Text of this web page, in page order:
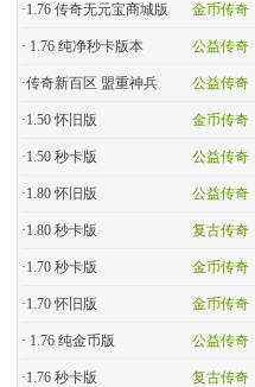
金币传奇
·1.76 传奇无元宝商城版
公益传奇
· 1.76 纯净秒卡版本
公益传奇
·传奇新百区 盟重神兵
金币传奇
·1.50 怀旧版
公益传奇
·1.50 秒卡版
公益传奇
·1.80 怀旧版
复古传奇
·1.80 秒卡版
金币传奇
·1.70 秒卡版
金币传奇
·1.70 怀旧版
公益传奇
· 1.76 纯金币版
复古传奇
·1.76 秒卡版